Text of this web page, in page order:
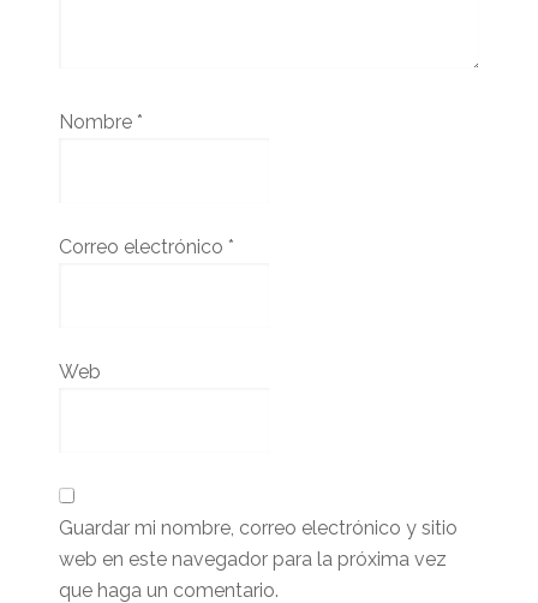
Nombre *
Correo electrónico *
Web
Guardar mi nombre, correo electrónico y sitio
web en este navegador para la próxima vez
que haga un comentario.